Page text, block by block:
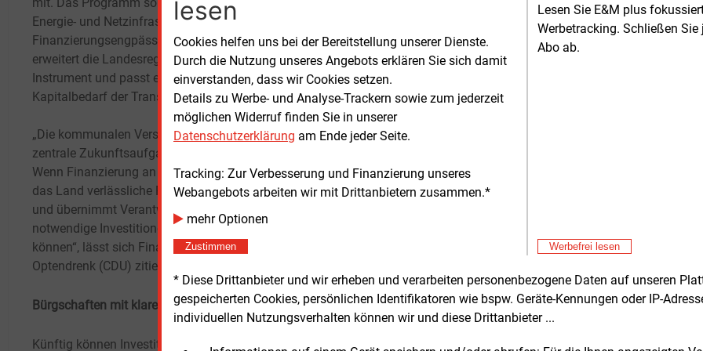
lesen
Cookies helfen uns bei der Bereitstellung unserer Dienste.
Durch die Nutzung unseres Angebots erklären Sie sich damit
einverstanden, dass wir Cookies setzen.
Details zu Werbe- und Analyse-Trackern sowie zum jederzeit
möglichen Widerruf finden Sie in unserer
Datenschutzerklärung am Ende jeder Seite.
Tracking: Zur Verbesserung und Finanzierung unseres
Webangebots arbeiten wir mit Drittanbietern zusammen.*
mehr Optionen
Zustimmen
Lesen Sie E&M plus
Werbetracking. Schließen
Abo ab.
Werbefrei lesen
* Diese Drittanbieter und wir erheben und verarbeiten personenbezogene Daten auf unseren
gespeicherten Cookies, persönlichen Identifikatoren wie bspw. Geräte-Kennungen oder IP-
individuellen Nutzungsverhalten können wir und diese Drittanbieter ...
Energie- und Netzinfrastruktur erleichtern und
Finanzierungsengpässe abfedern. Damit
erweitert die Landesregierung ein bestehendes
Instrument und passt es an den steigenden
Kapitalbedarf der Transformation an.
„Die kommunalen Versorger stemmen
zentrale Zukunftsaufgaben für unser Land.
Wenn Finanzierung an Grenzen stößt, schafft
das Land verlässliche Rahmenbedingungen
und übernimmt Verantwortung, damit
notwendige Investitionen umgesetzt werden
können“, lässt sich Finanzminister Marcus
Optendrenk (CDU) zitieren.
​Bürgschaften mit klaren Konditionen
Künftig können Investitionskredite durch
notwendig diese Anstrengungen sind, zeigen
uns die Auswirkungen des Krieges im Nahen
Osten leider gerade erneut sehr eindrücklich.
Um ihr riesiges Potenzial voll ausschöpfen zu
können, brauchen kommunale
Versorgungsunternehmen ausreichenden
Zugang zu Krediten ihrer Hausbanken“, sagte
Abkehr von bisheriger Praxis
eigenen Angaben von der bisherigen Praxis
kommunale Unternehmen trotz der rechtlichen
Möglichkeit nicht eingesetzt, um eine klare
Trennung der Finanzierungsverantwortung
zwischen Land und Kommunen zu wahren.